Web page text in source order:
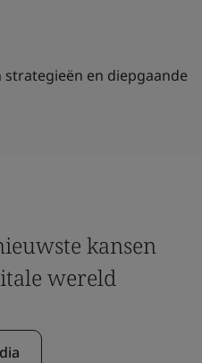
en diepgaande
kansen
wereld